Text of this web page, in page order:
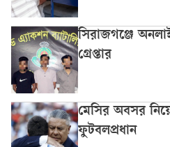
সিরাজগঞ্জে
গ্রেপ্তার
মেসির অবসর
ফুটবলপ্রধান